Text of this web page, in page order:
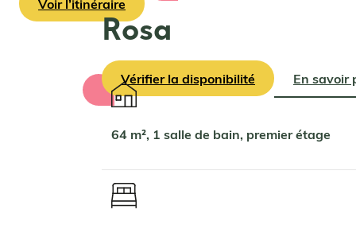
Vérifier la disponibilité En savoir
Rosa
64 m², 1 salle de bain, premier étage